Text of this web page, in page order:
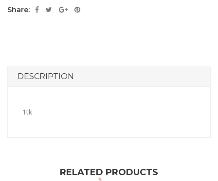
Share:
DESCRIPTION
1tk
RELATED PRODUCTS